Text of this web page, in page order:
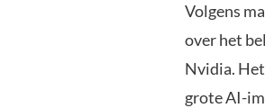
Volgens
over het
Nvidia.
grote AI-